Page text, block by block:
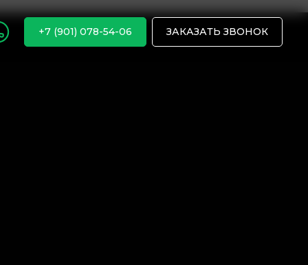
+7 (901) 078-54-06 ЗАКАЗАТЬ ЗВОНОК